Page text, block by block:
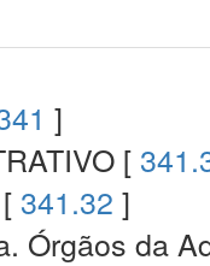
]
[
341.32 ]
Órgãos da